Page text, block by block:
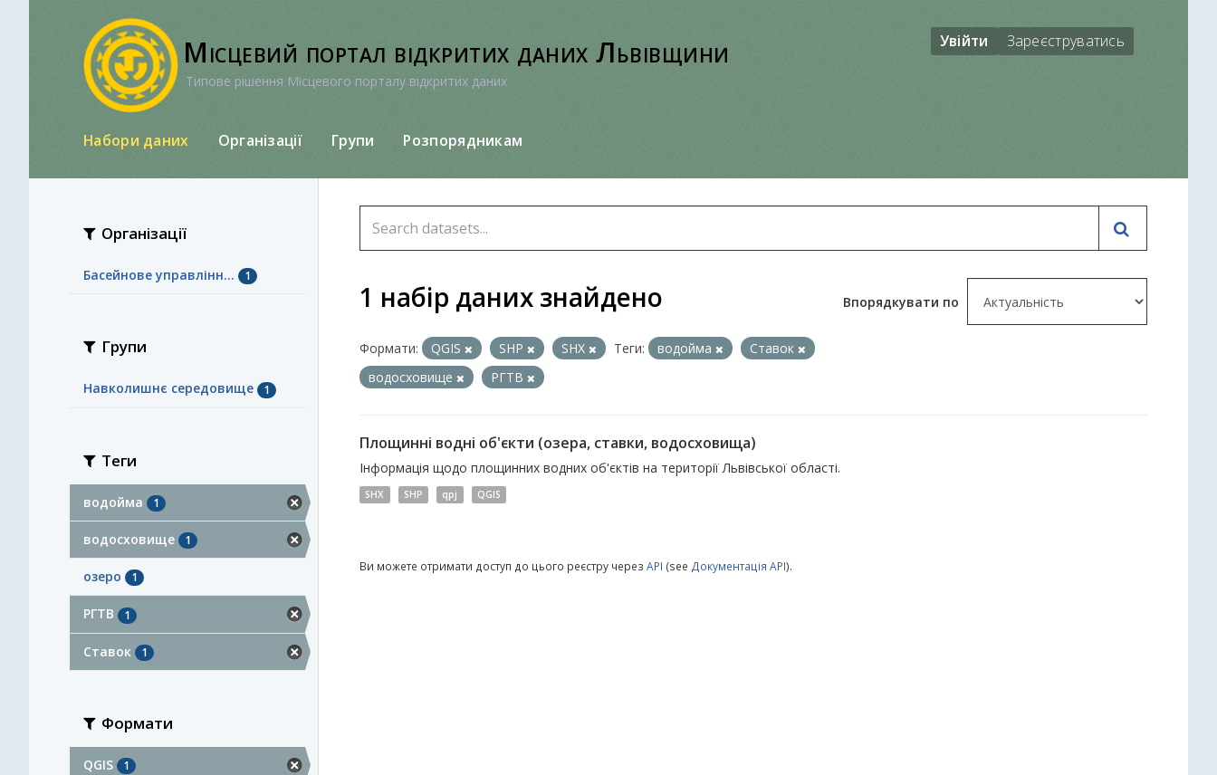
Місцевий портал відкритих даних Львівщини
Типове рішення Місцевого порталу відкритих даних
Увійти Зареєструватись
Набори даних Організації Групи Розпорядникам
Організації
Басейнове управлінн... 1
Групи
Навколишнє середовище 1
Теги
водойма 1
водосховище 1
озеро 1
РГТВ 1
Ставок 1
Формати
QGIS 1
Впорядкувати по
1 набір даних знайдено
Формати: QGIS SHP SHX Теги: водойма
Ставок
водосховище
РГТВ
Площинні водні об'єкти (озера, ставки, водосховища)
Інформація щодо площинних водних об'єктів на території Львівської області.
SHX SHP qpj QGIS
Ви можете отримати доступ до цього реєстру через API (see Документація API).